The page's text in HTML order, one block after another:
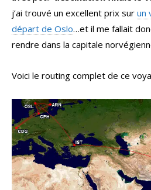
j’ai trouvé un excellent prix sur un
départ de Oslo…et il me fallait
rendre dans la capitale
Voici le routing complet de ce